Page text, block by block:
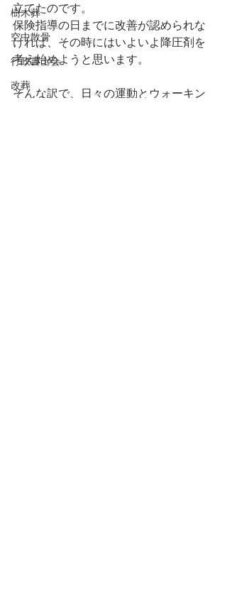
樹木葬
空中散骨
行政書士会
改葬
立てたのです。
保険指導の日までに改善が認められな
ければ、その時にはいよいよ降圧剤を
考え始めようと思います。
そんな訳で、日々の運動とウォーキン